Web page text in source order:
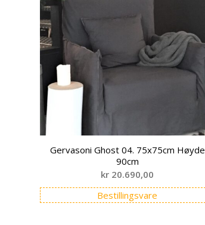
Gervasoni Ghost 04. 75x75cm Høyde
90cm
kr 20.690,00
Bestillingsvare